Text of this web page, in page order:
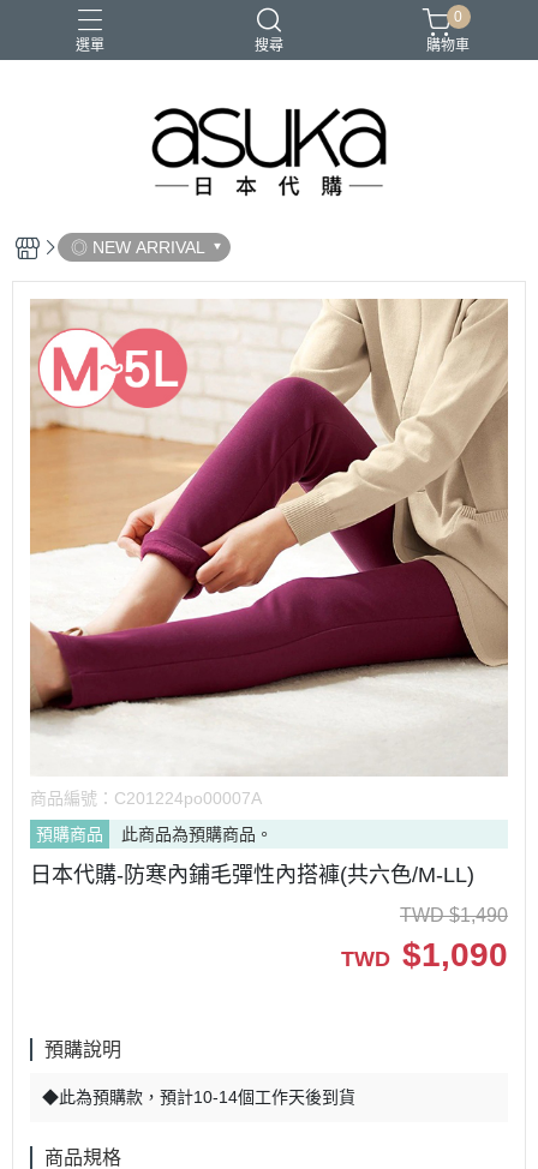
選單 搜尋
0
購物車
◎ NEW ARRIVAL
商品編號： C201224po00007A
預購商品
此商品為預購商品。
日本代購-防寒內鋪毛彈性內搭褲(共六色/M-LL)
TWD $1,490
TWD $1,090
預購說明
◆此為預購款，預計10-14個工作天後到貨
商品規格